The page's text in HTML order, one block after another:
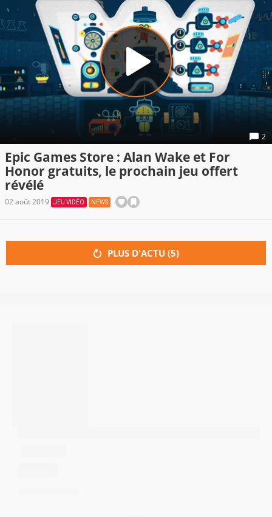
2
Epic Games Store : Alan Wake et For
Honor gratuits, le prochain jeu offert
révélé
02 août 2019 JEU VIDÉO NEWS
PLUS D'ACTU (5)